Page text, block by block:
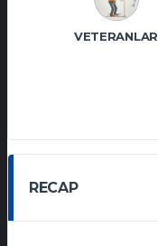
VETERANLAR
RECAP